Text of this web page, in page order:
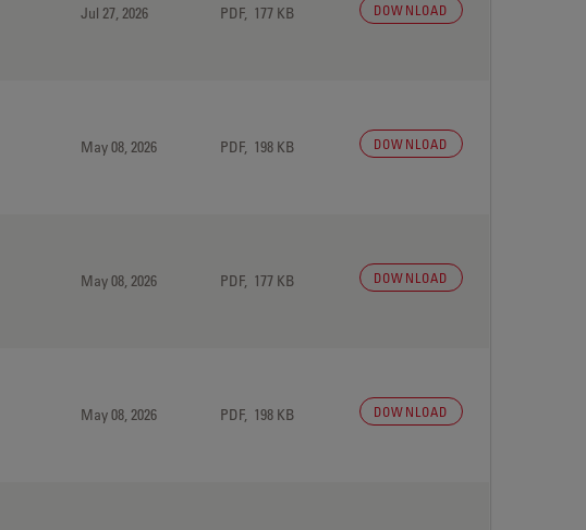
Jul 27, 2026 PDF, 177 KB DOWNLOAD
May 08, 2026 PDF, 198 KB DOWNLOAD
May 08, 2026 PDF, 177 KB DOWNLOAD
May 08, 2026 PDF, 198 KB DOWNLOAD